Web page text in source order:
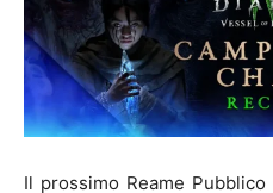
Il prossimo Reame